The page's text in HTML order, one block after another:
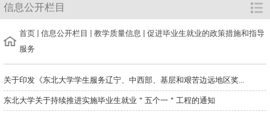
信息公开栏目
首页 信息公开栏目 教学质量信息
促进毕业生就业的政策措施和指导
服务
关于印发《东北大学学生服务辽宁、中西部、基层和艰苦边远地区奖...
东北大学关于持续推进实施毕业生就业＂五个一＂工程的通知